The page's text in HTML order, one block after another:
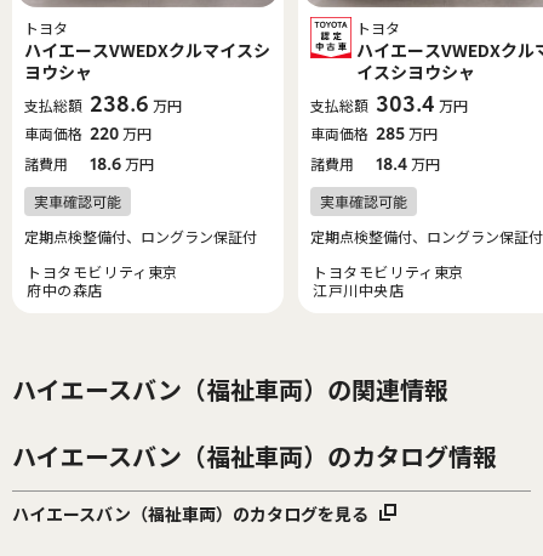
トヨタ
ハイエースVWEDXクルマイスシ
ヨウシャ
支払総額 238.6 万円
車両価格 220万円
諸費用
18.6万円
定期点検整備付、ロングラン保証付
トヨタモビリティ東京
府中の森店
トヨタ
ハイエースVWEDXクル
イスシヨウシャ
支払総額 303.4 万円
車両価格 285万円
諸費用
18.4万円
定期点検整備付、ロングラン保証付
トヨタモビリティ東京
江戸川中央店
ハイエースバン（福祉車両）の関連情報
ハイエースバン（福祉車両）のカタログ情報
ハイエースバン（福祉車両）のカタログを見る